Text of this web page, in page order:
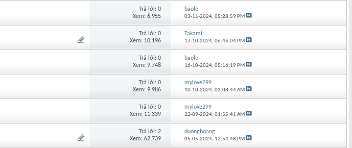
Trả lời: 0
Xem: 6,955
baole
03-11-2024,05:28:59 PM
Trả lời: 0
Xem: 10,196
Takami
17-10-2024,06:45:04 PM
Trả lời: 0
Xem: 9,748
baole
16-10-2024,05:16:19 PM
Trả lời: 0
Xem: 9,986
mylove299
10-10-2024,03:08:44 AM
Trả lời: 0
Xem: 11,339
mylove299
22-09-2024,01:55:41 AM
Trả lời: 2
Xem: 62,739
duonghoang
05-05-2024, 12:54:48 PM